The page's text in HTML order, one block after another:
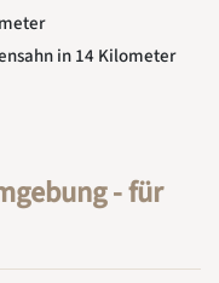
in 14 Kilometer
- für